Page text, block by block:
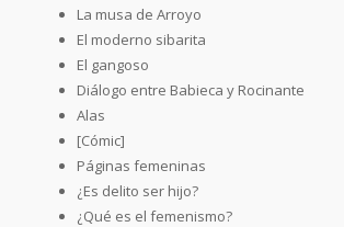
La musa de Arroyo
El moderno sibarita
El gangoso
Diálogo entre Babieca y Rocinante
Alas
[Cómic]
Páginas femeninas
¿Es delito ser hijo?
¿Qué es el femenismo?